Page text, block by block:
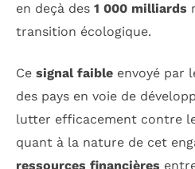
en deçà des 1 000 milliards
transition écologique.
Ce signal faible envoyé par
des pays en voie de
lutter efficacement contre
quant à la nature de cet
ressources financières